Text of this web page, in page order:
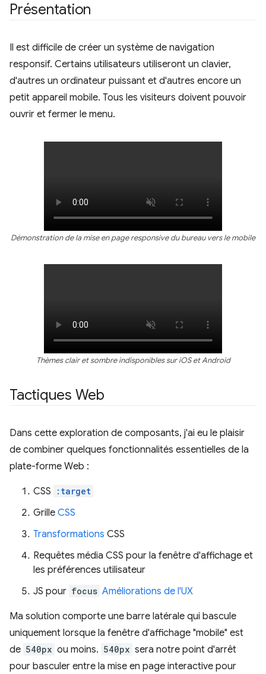
Présentation
Il est difficile de créer un système de navigation
responsif. Certains utilisateurs utiliseront un clavier,
d'autres un ordinateur puissant et d'autres encore un
petit appareil mobile. Tous les visiteurs doivent pouvoir
ouvrir et fermer le menu.
Démonstration de la mise en page responsive du bureau vers le mobile
Thèmes clair et sombre indisponibles sur iOS et Android
Tactiques Web
Dans cette exploration de composants, j'ai eu le plaisir
de combiner quelques fonctionnalités essentielles de la
plate-forme Web :
CSS :target
Grille CSS
Transformations CSS
Requêtes média CSS pour la fenêtre d'affichage et
les préférences utilisateur
JS pour focus Améliorations de l'UX
Ma solution comporte une barre latérale qui bascule
uniquement lorsque la fenêtre d'affichage "mobile" est
de 540px ou moins. 540px sera notre point d'arrêt
pour basculer entre la mise en page interactive pour